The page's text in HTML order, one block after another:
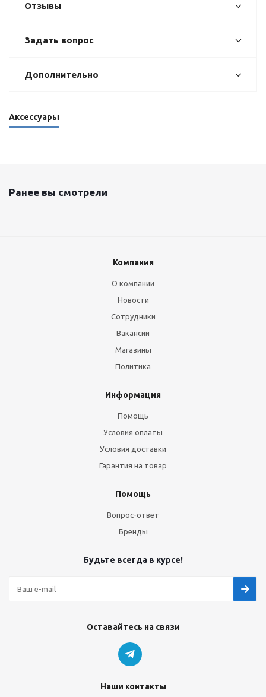
Отзывы
Задать вопрос
Дополнительно
Аксессуары
Ранее вы смотрели
Компания
О компании
Новости
Сотрудники
Вакансии
Магазины
Политика
Информация
Помощь
Условия оплаты
Условия доставки
Гарантия на товар
Помощь
Вопрос-ответ
Бренды
Будьте всегда в курсе!
Оставайтесь на связи
Наши контакты